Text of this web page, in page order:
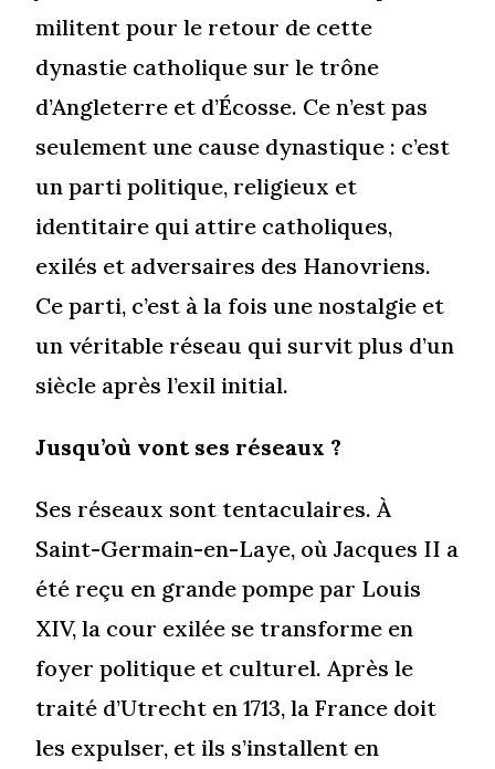
militent pour le retour de cette
dynastie catholique sur le trône
d’Angleterre et d’Écosse. Ce n’est pas
seulement une cause dynastique : c’est
un parti politique, religieux et
identitaire qui attire catholiques,
exilés et adversaires des Hanovriens.
Ce parti, c’est à la fois une nostalgie et
un véritable réseau qui survit plus d’un
siècle après l’exil initial.
Jusqu’où vont ses réseaux ?
Ses réseaux sont tentaculaires. À
Saint-Germain-en-Laye, où Jacques II a
été reçu en grande pompe par Louis
XIV, la cour exilée se transforme en
foyer politique et culturel. Après le
traité d’Utrecht en 1713, la France doit
les expulser, et ils s’installent en